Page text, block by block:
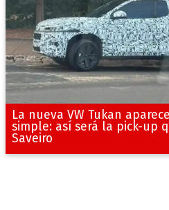
La nueva VW Tukan
simple: así será la pick-up
Saveiro